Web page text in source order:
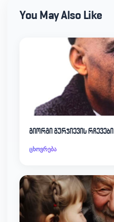
You May Also Like
გიორგი გურჯიევის რჩევები
ცხოვრება